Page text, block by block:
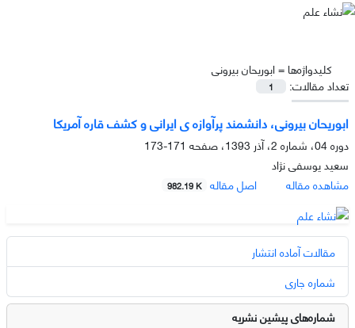
کلیدواژه‌ها =ابوریحان بیرونی
تعداد مقالات:
1
ابوریحان بیرونی، دانشمند پرآوازه ی ایرانی و کشف قاره آمریکا
دوره 04، شماره 2، آذر 1393، صفحه
171-173
سعید یوسفی نژاد
مشاهده مقاله
اصل مقاله 982.19 K
مقالات آماده انتشار
شماره جاری
شماره‌های پیشین نشریه